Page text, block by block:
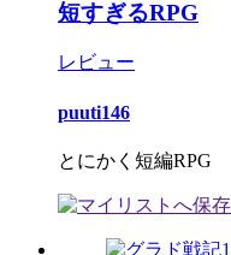
短すぎるRPG
レビュー
puuti146
とにかく短編RPG